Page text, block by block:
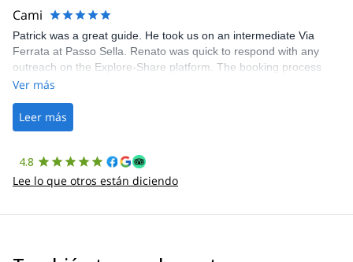
making our adventure stress-free.
Cami
Patrick was a great guide. He took us on an intermediate Via
Ferrata at Passo Sella. Renato was quick to respond with any
outreach on the Explore-Share platform. The booking process
was straightforward, and once Patrick was confirmed, all went
the platform.
Ver más
Leer más
4.8
Lee lo que otros están diciendo